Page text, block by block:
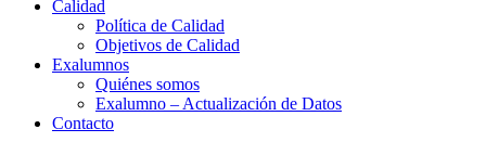
Calidad
Política de Calidad
Objetivos de Calidad
Exalumnos
Quiénes somos
Exalumno – Actualización de Datos
Contacto